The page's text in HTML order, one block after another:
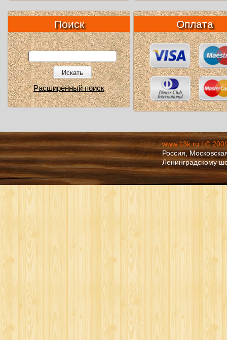
Поиск
Искать
Расширенный поиск
Оплата
www.13k.ru | ©
Россия,
Ленинградскому